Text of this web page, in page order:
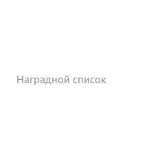
Наградной список